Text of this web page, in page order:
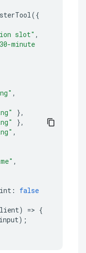
({
slot" ,
minute
,
},
},
,
,
:
false
) => {
input);